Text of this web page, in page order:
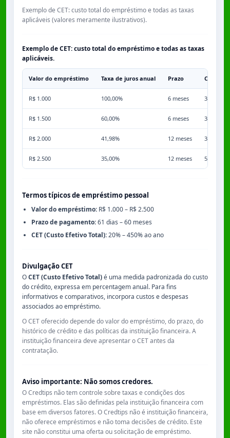
Exemplo de CET: custo total do empréstimo e todas as taxas
aplicáveis (valores meramente ilustrativos).
Exemplo de CET: custo total do empréstimo e todas as taxas
aplicáveis.
Valor do empréstimo Taxa de juros anual Prazo
R$ 1.000 100,00% 6 meses 3,50%
R$ 1.500 60,00% 6 meses 3,50%
R$ 2.000 41,98% 12 meses 3,50%
R$ 2.500 35,00% 12 meses 5,00%
Termos típicos de empréstimo pessoal
Valor do empréstimo: R$ 1.000 – R$ 2.500
Prazo de pagamento:61 dias – 60 meses
CET (Custo Efetivo Total):20% – 450% ao ano
Divulgação CET
OCET (Custo Efetivo Total)é uma medida padronizada do custo
do crédito, expressa em percentagem anual. Para fins
informativos e comparativos, incorpora custos e despesas
associados ao empréstimo.
O CET oferecido depende do valor do empréstimo, do prazo, do
histórico de crédito e das políticas da instituição financeira. A
instituição financeira deve apresentar o CET antes da
contratação.
Aviso importante: Não somos credores.
O Credtips não tem controle sobre taxas e condições dos
empréstimos. Elas são definidas pela instituição financeira com
base em diversos fatores. O Credtips não é instituição financeira,
não oferece empréstimos e não toma decisões de crédito. Este
site não constitui uma oferta ou solicitação de empréstimo.